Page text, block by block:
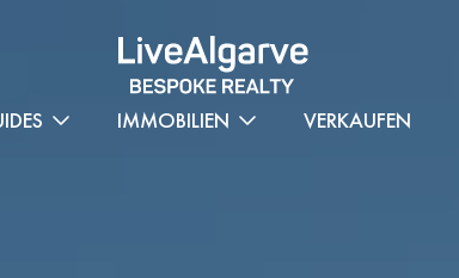
IMMOBILIEN VERKAUFEN